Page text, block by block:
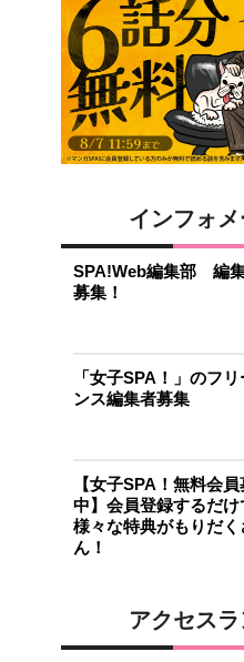
インフォ
SPA!Web編集部 編
募集！
「女子SPA！」のフリ
ンス編集者募集
【女子SPA！無料会
中】会員登録するだけ
様々な特典がもりだく
ん！
アクセス